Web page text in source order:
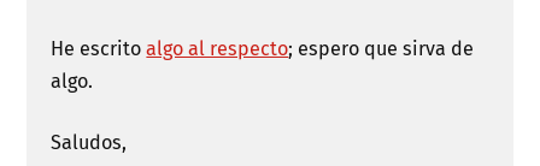
He escritoalgo al respecto; espero que sirva de
algo.
Saludos,